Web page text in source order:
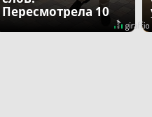
Пересмотрела 10